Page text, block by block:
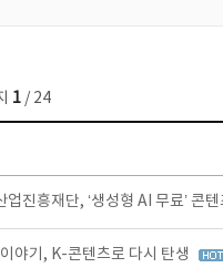
1 / 24
업진흥재단, ‘생성형 AI 무료’ 콘
야기, K-콘텐츠로 다시 탄생